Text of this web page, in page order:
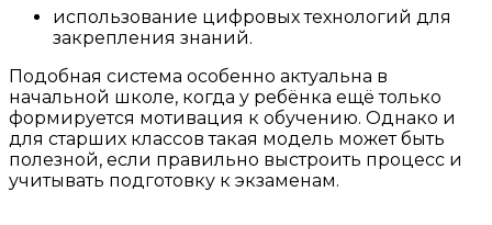
использование цифровых технологий для
закрепления знаний.
Подобная система особенно актуальна в
начальной школе, когда у ребёнка ещё только
формируется мотивация к обучению. Однако и
для старших классов такая модель может быть
полезной, если правильно выстроить процесс и
учитывать подготовку к экзаменам.